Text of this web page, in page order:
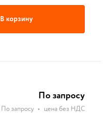
В корзину
По запросу
По запросу • цена без НДС